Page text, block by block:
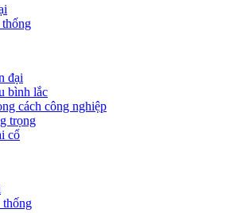
đại
bình lắc
cách công nghiệp
trọng
cổ